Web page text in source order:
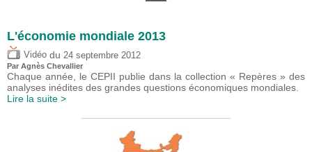
L'économie mondiale 2013
Vidéo du 24 septembre 2012
Par Agnès Chevallier
Chaque année, le CEPII publie dans la collection « Repères » des
analyses inédites des grandes questions économiques mondiales.
Lire la suite >